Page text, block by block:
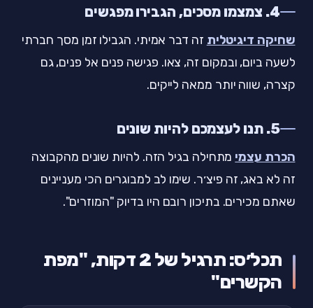
4. צמצמו מסכים, הגבירו מפגשים
שחיקה דיגיטלית זה דבר אמיתי. הגבילו זמן מסך חברתי
לשעה ביום, ובמקום זה, צאו. פגישה פנים אל פנים, גם
קצרה, שווה יותר ממאה לייקים.
5. תנו לעצמכם להיות שונים
הכרת עצמי מתחילה בגיל הזה. להיות שונים מהקבוצה
זה לא באג, זה פיצ׳ר. שימו לב למבוגרים הכי מעניינים
שאתם מכירים. בתיכון רובם היו בדיוק "המוזרים".
תכל׳ס: תרגיל של 2 דקות, "מפת
הקשרים"